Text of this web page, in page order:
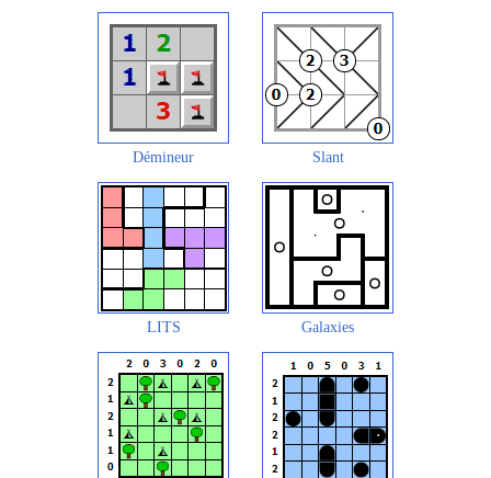
Démineur Slant
LITS Galaxies